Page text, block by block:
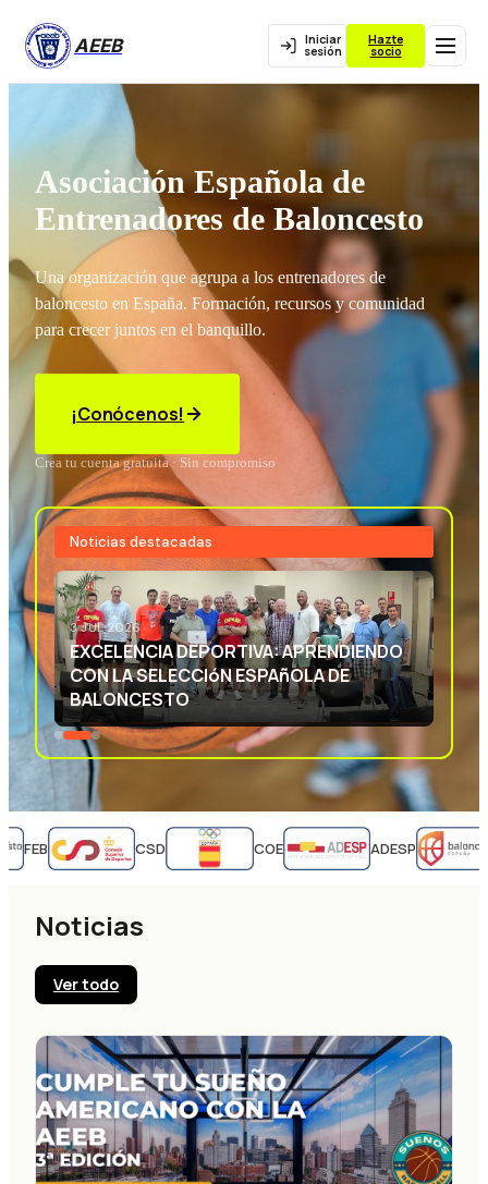
AEEB Iniciar
sesión
Hazte
socio
Asociación Española de
Entrenadores de Baloncesto
Una organización que agrupa a los entrenadores de
baloncesto en España. Formación, recursos y comunidad
para crecer juntos en el banquillo.
¡Conócenos!
Crea tu cuenta gratuita · Sin compromiso
Noticias destacadas
3 JUL 2026
EXCELENCIA DEPORTIVA: APRENDIENDO
CON LA SELECCIóN ESPAñOLA DE
BALONCESTO
FEB CSD COE ADESP
Noticias
Ver todo